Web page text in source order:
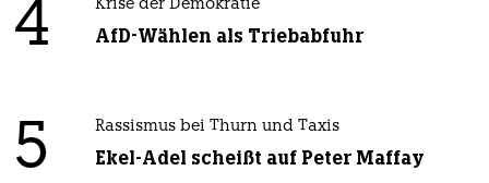
4 Krise der Demokratie
AfD-Wählen als Triebabfuhr
5 Rassismus bei Thurn und Taxis
Ekel-Adel scheißt auf Peter Maffay